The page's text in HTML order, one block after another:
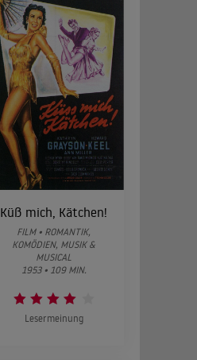
Küß mich, Kätchen!
FILM • ROMANTIK,
KOMÖDIEN, MUSIK &
MUSICAL
1953 • 109 MIN.
Lesermeinung